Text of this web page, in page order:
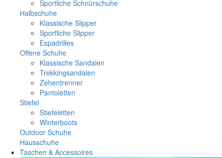
Sportliche Schnürschuhe
Halbschuhe
Klassische Slipper
Sportliche Slipper
Espadrilles
Offene Schuhe
Klassische Sandalen
Trekkingsandalen
Zehentrenner
Pantoletten
Stiefel
Stiefeletten
Winterboots
Outdoor Schuhe
Hausschuhe
Taschen & Accessoires